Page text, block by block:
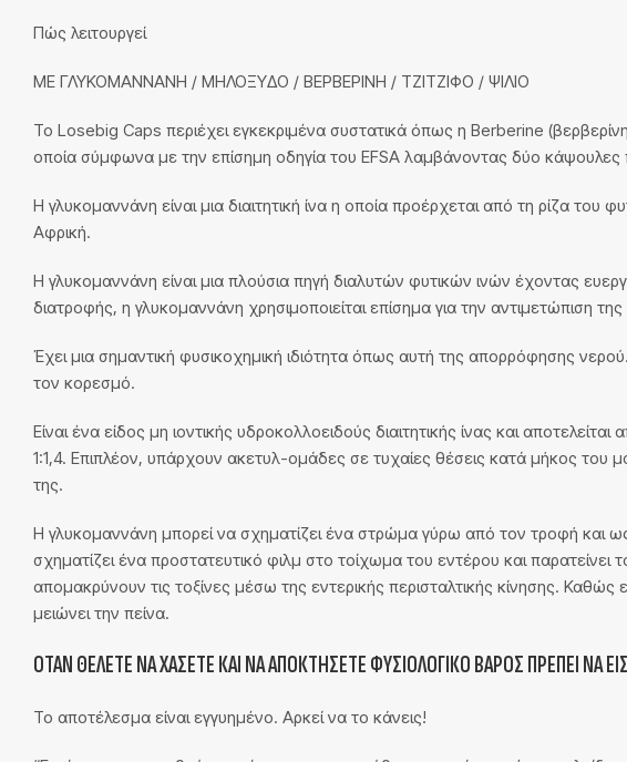
Πώς λειτουργεί
ΜΕ ΓΛΥΚΟΜΑΝΝΑΝΗ / ΜΗΛΟΞΥΔΟ / ΒΕΡΒΕΡΙΝΗ / ΤΖΙΤΖΙΦΟ / ΨΙΛΙΟ
Το Losebig Caps περιέχει εγκεκριμένα συστατικά όπως η Berberine
οποία σύμφωνα με την επίσημη οδηγία του EFSA λαμβάνοντας δύο
Η γλυκομαννάνη είναι μια διαιτητική ίνα η οποία προέρχεται από τη ρίζα
Αφρική.
Η γλυκομαννάνη είναι μια πλούσια πηγή διαλυτών φυτικών ινών έχοντας
διατροφής, η γλυκομαννάνη χρησιμοποιείται επίσημα για την αντιμετώπιση
Έχει μια σημαντική φυσικοχημική ιδιότητα όπως αυτή της απορρόφησης
τον κορεσμό.
Είναι ένα είδος μη ιοντικής υδροκολλοειδούς διαιτητικής ίνας και
1:1,4. Επιπλέον, υπάρχουν ακετυλ-ομάδες σε τυχαίες θέσεις κατά μήκος του
της.
Η γλυκομαννάνη μπορεί να σχηματίζει ένα στρώμα γύρω από τον τροφή και
σχηματίζει ένα προστατευτικό φιλμ στο τοίχωμα του εντέρου και
απομακρύνουν τις τοξίνες μέσω της εντερικής περισταλτικής κίνησης.
μειώνει την πείνα.
ΌΤΑΝ ΘΈΛΕΤΕ ΝΑ ΧΆΣΕΤΕ ΚΑΙ ΝΑ ΑΠΟΚΤΉΣΕΤΕ ΦΥΣΙΟΛΟΓΙΚΌ ΒΆΡΟΣ ΠΡΈΠΕΙ ΝΑ
Το αποτέλεσμα είναι εγγυημένο. Αρκεί να το κάνεις!